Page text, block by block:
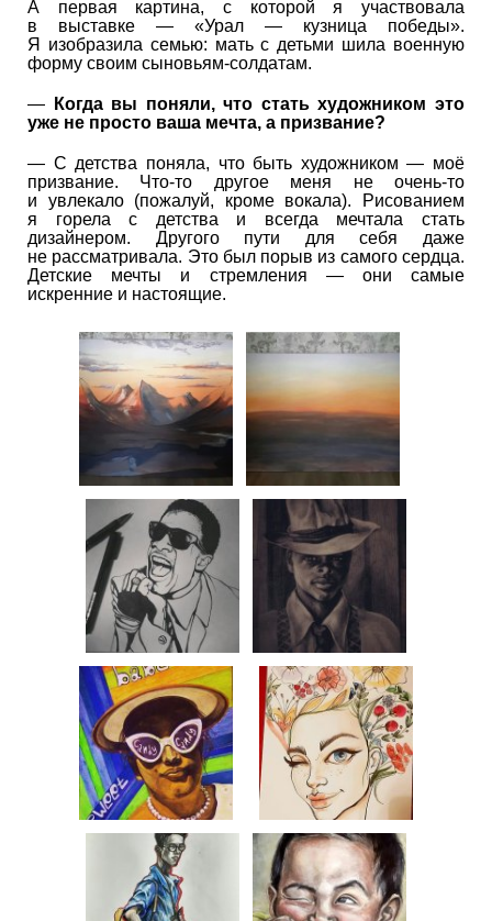
А первая картина, с которой я участвовала
в выставке — «Урал — кузница победы».
Я изобразила семью: мать с детьми шила военную
форму своим сыновьям-солдатам.
—
Когда вы поняли, что стать художником это
уже не просто ваша мечта, а призвание?
— С детства поняла, что быть художником — моё
призвание. Что-то другое меня не очень-то
и увлекало (пожалуй, кроме вокала). Рисованием
я горела с детства и всегда мечтала стать
дизайнером. Другого пути для себя даже
не рассматривала. Это был порыв из самого сердца.
Детские мечты и стремления — они самые
искренние и настоящие.